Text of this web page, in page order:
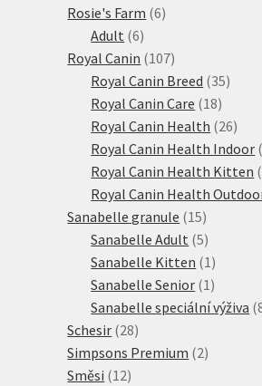
Rosie's Farm 66
Adult 66
produktů
Royal Canin 107107
produktů
Royal Canin Breed 3535
Royal Canin Care 1818
Royal Canin Health 2626
Royal Canin Health Indoor
Royal Canin Health Kitten
Royal Canin Health
Sanabelle granule 1515
produktů
Sanabelle Adult 55
produktů
Sanabelle Kitten 1 1
produkt
Sanabelle Senior 1 1
produkt
Sanabelle speciální výživa
Schesir 2828
produktů
Simpsons Premium 22
Směsi 1212